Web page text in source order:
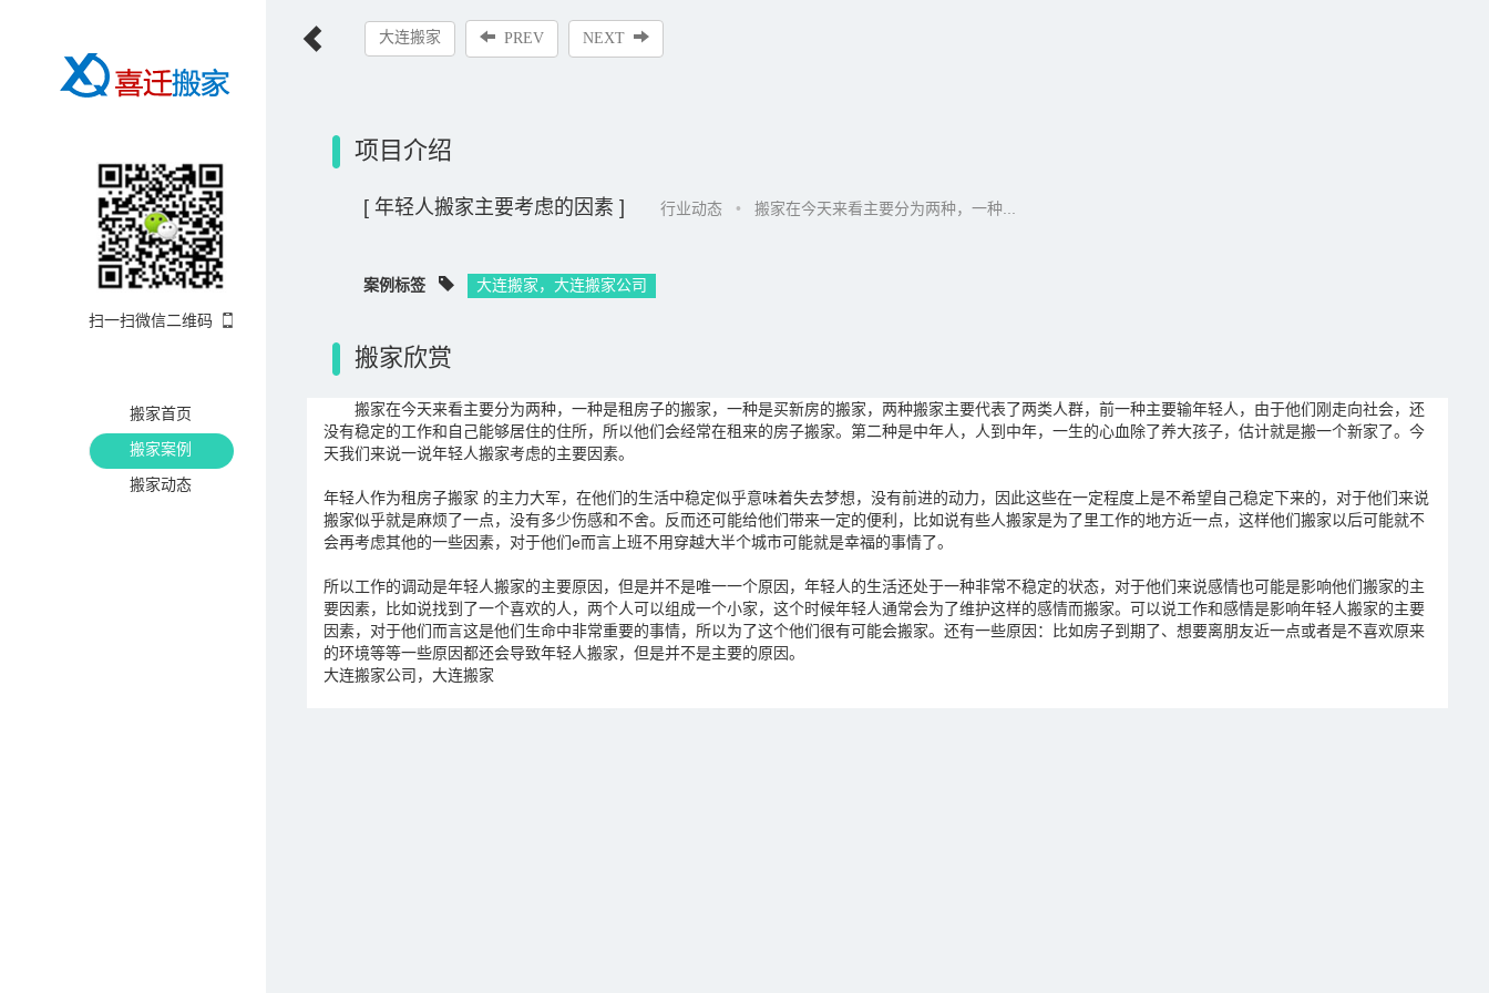
扫一扫微信二维码
搬家首页
搬家案例
搬家动态
大连搬家 PREV NEXT
项目介绍
[ 年轻人搬家主要考虑的因素 ] 行业动态 • 搬家在今天来看主要分为两种，一种...
案例标签 大连搬家，大连搬家公司
搬家欣赏
搬家在今天来看主要分为两种，一种是租房子的搬家，一种是买新房的搬家，两种搬家主要代表了两类人群，前一种主要输年轻人，由于他们刚走向社会，还
没有稳定的工作和自己能够居住的住所，所以他们会经常在租来的房子搬家。第二种是中年人，人到中年，一生的心血除了养大孩子，估计就是搬一个新家了。今
天我们来说一说年轻人搬家考虑的主要因素。
年轻人作为租房子搬家 的主力大军，在他们的生活中稳定似乎意味着失去梦想，没有前进的动力，因此这些在一定程度上是不希望自己稳定下来的，对于他们来说
搬家似乎就是麻烦了一点，没有多少伤感和不舍。反而还可能给他们带来一定的便利，比如说有些人搬家是为了里工作的地方近一点，这样他们搬家以后可能就不
会再考虑其他的一些因素，对于他们e而言上班不用穿越大半个城市可能就是幸福的事情了。
所以工作的调动是年轻人搬家的主要原因，但是并不是唯一一个原因，年轻人的生活还处于一种非常不稳定的状态，对于他们来说感情也可能是影响他们搬家的主
要因素，比如说找到了一个喜欢的人，两个人可以组成一个小家，这个时候年轻人通常会为了维护这样的感情而搬家。可以说工作和感情是影响年轻人搬家的主要
因素，对于他们而言这是他们生命中非常重要的事情，所以为了这个他们很有可能会搬家。还有一些原因：比如房子到期了、想要离朋友近一点或者是不喜欢原来
的环境等等一些原因都还会导致年轻人搬家，但是并不是主要的原因。
大连搬家公司，大连搬家